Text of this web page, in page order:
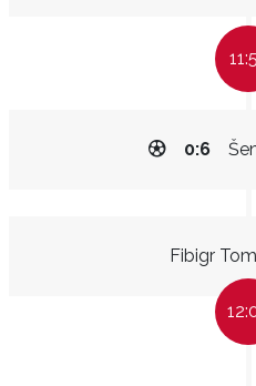
0:6
Fibigr